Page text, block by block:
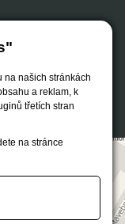
na našich stránkách
a reklam, k
třetích stran
na stránce